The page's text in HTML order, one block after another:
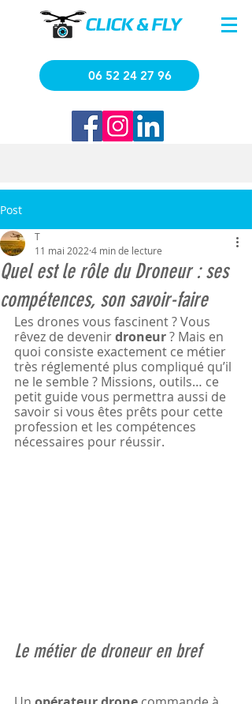
06 52 24 27 96
Post
Quel est le rôle du Droneur : ses
compétences, son savoir-faire
T
11 mai 2022 4 min de lecture
Les drones vous fascinent ? Vous
rêvez de devenir droneur ? Mais en
quoi consiste exactement ce métier
très réglementé plus compliqué qu’il
ne le semble ? Missions, outils… ce
petit guide vous permettra aussi de
savoir si vous êtes prêts pour cette
profession et les compétences
nécessaires pour réussir.
Le métier de droneur en bref